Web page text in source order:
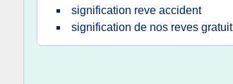
signification reve accident
signification de nos reves gratuit